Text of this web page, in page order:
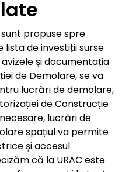
propuse spre
de investiții surse
și documentația
de Demolare, se va
lucrări de demolare,
de Construcție
lucrări de
spațiul va permite
și accesul
că la URAC este